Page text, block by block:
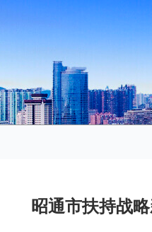
昭通市扶持战